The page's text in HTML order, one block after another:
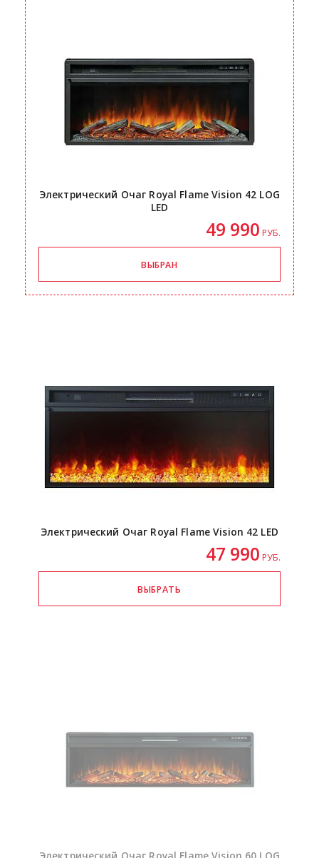
Электрический Очаг Royal Flame Vision 42 LOG
LED
49 990 РУБ.
Электрический Очаг Royal Flame Vision 42 LED
47 990 РУБ.